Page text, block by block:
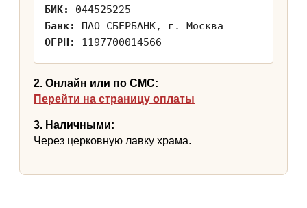
БИК:
044525225
Банк:
ПАО СБЕРБАНК, г. Москва
ОГРН:
1197700014566
2. Онлайн или по СМС:
Перейти на страницу оплаты
3. Наличными:
Через церковную лавку храма.